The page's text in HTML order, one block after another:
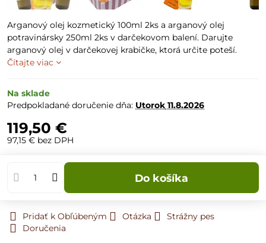
Arganový olej kozmetický 100ml 2ks a arganový olej
potravinársky 250ml 2ks v darčekovom balení. Darujte
arganový olej v darčekovej krabičke, ktorá určite poteší.
Čítajte viac
Na sklade
Predpokladané doručenie dňa: Utorok 11.8.2026
119,50 €
97,15 € bez DPH
Do košíka
Pridať k Obľúbeným Otázka
Strážny pes
Doručenia